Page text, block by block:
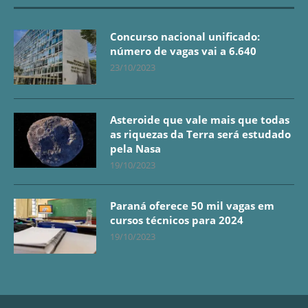
Concurso nacional unificado:
número de vagas vai a 6.640
23/10/2023
Asteroide que vale mais que todas
as riquezas da Terra será estudado
pela Nasa
19/10/2023
Paraná oferece 50 mil vagas em
cursos técnicos para 2024
19/10/2023